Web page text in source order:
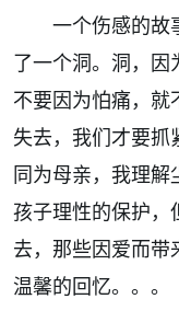
一个伤感的故
了一个洞。洞，因
不要因为怕痛，就
失去，我们才要抓
同为母亲，我理
孩子理性的保护，
去，那些因爱而带
温馨的回忆。。。